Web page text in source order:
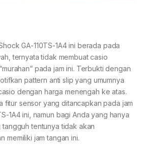
GA-110TS-1A4 ini berada pada
ternyata tidak membuat casio
pada jam ini. Terbukti dengan
pattern anti slip yang umumnya
dengan harga menengah ke atas.
fitur sensor yang ditancapkan pada jam
1A4 ini, namun bagi Anda yang hanya
tangguh tentunya tidak akan
memiliki jam tangan ini.